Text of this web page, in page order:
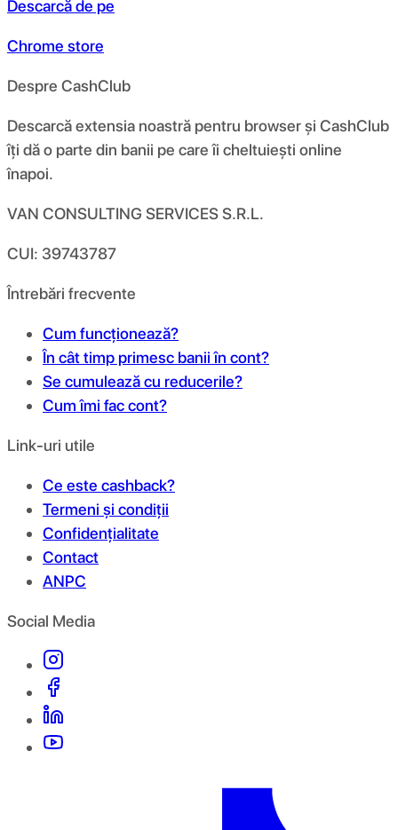
Descarcă de pe
Chrome store
Despre CashClub
Descarcă extensia noastră pentru browser și CashClub
îți dă o parte din banii pe care îi cheltuiești online
înapoi.
VAN CONSULTING SERVICES S.R.L.
CUI: 39743787
Întrebări frecvente
Cum funcționează?
În cât timp primesc banii în cont?
Se cumulează cu reducerile?
Cum îmi fac cont?
Link-uri utile
Ce este cashback?
Termeni și condiții
Confidențialitate
Contact
ANPC
Social Media